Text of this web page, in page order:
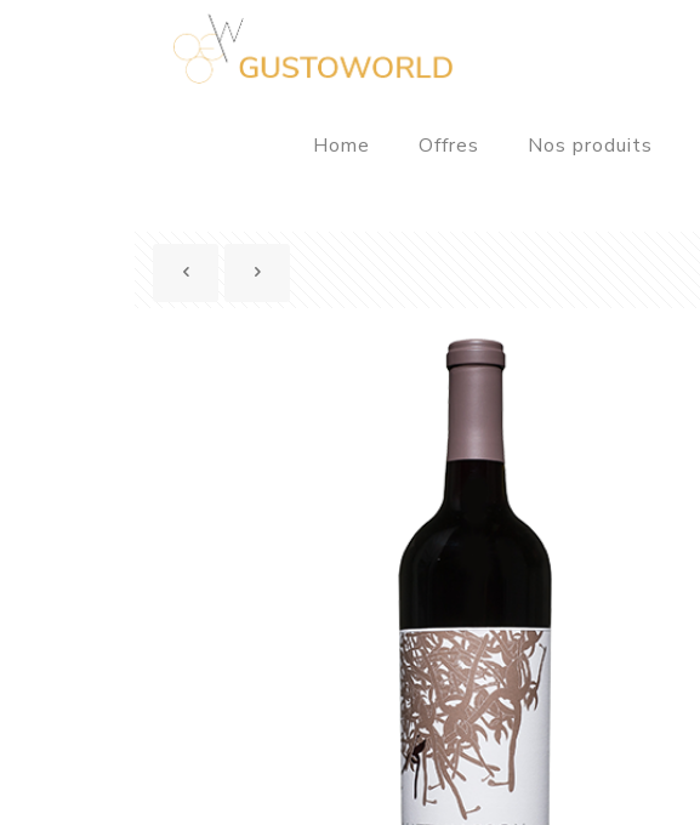
Home Offres Nos produits